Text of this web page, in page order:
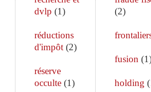
dvlp (1)
réductions
d'impôt (2)
réserve
occulte (1)
(2)
fusion (1
holding (